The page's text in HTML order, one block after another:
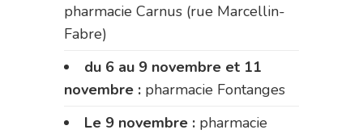
pharmacie Carnus (rue Marcellin-
Fabre)
du 6 au 9 novembre et 11
novembre : pharmacie Fontanges
Le 9 novembre : pharmacie